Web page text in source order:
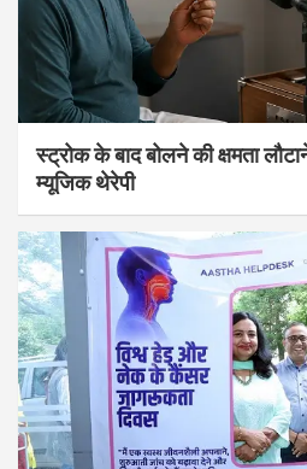
स्ट्रोक के बाद बोलने की क्षमता
म्यूजिक थेरेपी